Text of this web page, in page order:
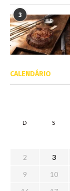
3
CALENDÁRIO
D S
2
3
9
10